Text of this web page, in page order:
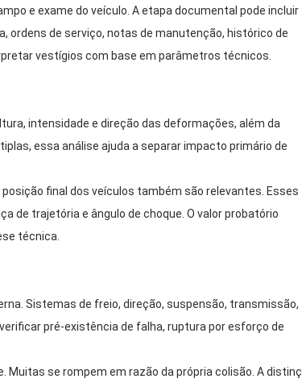
e exame do veículo. A etapa documental pode incluir
ordens de serviço, notas de manutenção, histórico de
vestígios com base em parâmetros técnicos.
intensidade e direção das deformações, além da
essa análise ajuda a separar impacto primário de
final dos veículos também são relevantes. Esses
de trajetória e ângulo de choque. O valor probatório
técnica.
Sistemas de freio, direção, suspensão, transmissão,
pré-existência de falha, ruptura por esforço de
Muitas se rompem em razão da própria colisão. A